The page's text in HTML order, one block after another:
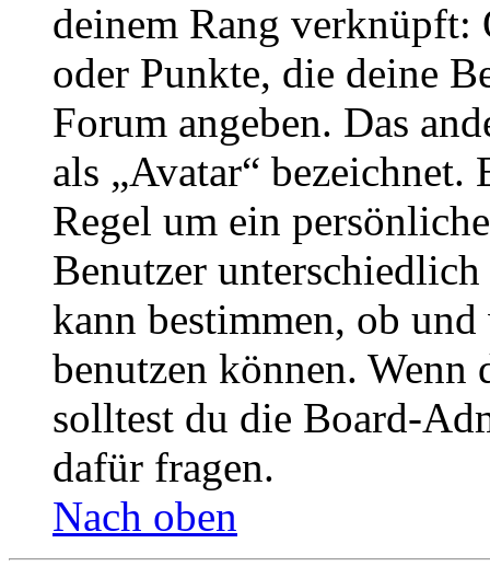
deinem Rang verknüpft:
oder Punkte, die deine
Forum angeben. Das
als „Avatar“
Regel um ein
Benutzer
kann bestimmen, ob
benutzen können. Wenn
solltest du die Board-
dafür fragen.
Nach oben